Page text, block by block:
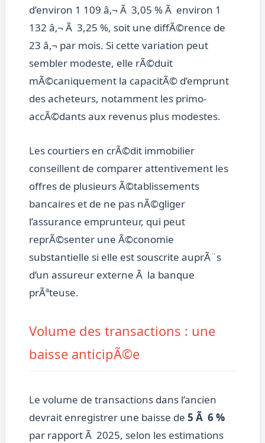
d’environ 1 109 â‚¬ Ã 3,05 % Ã environ 1
132 â‚¬ Ã 3,25 %, soit une diffÃ©rence de
23 â‚¬ par mois. Si cette variation peut
sembler modeste, elle rÃ©duit
mÃ©caniquement la capacitÃ© d’emprunt
des acheteurs, notamment les primo-
accÃ©dants aux revenus plus modestes.
Les courtiers en crÃ©dit immobilier
conseillent de comparer attentivement les
offres de plusieurs Ã©tablissements
bancaires et de ne pas nÃ©gliger
l’assurance emprunteur, qui peut
reprÃ©senter une Ã©conomie
substantielle si elle est souscrite auprÃ¨s
d’un assureur externe Ã la banque
prÃªteuse.
Volume des transactions : une
baisse anticipÃ©e
Le volume de transactions dans l’ancien
devrait enregistrer une baisse de 5 Ã 6 %
par rapport Ã 2025, selon les estimations